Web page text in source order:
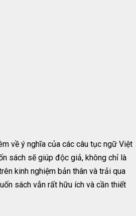
về ý nghĩa của các câu tục ngữ Việt
sách sẽ giúp độc giả, không chỉ là
kinh nghiệm bản thân và trải qua
sách vẫn rất hữu ích và cần thiết